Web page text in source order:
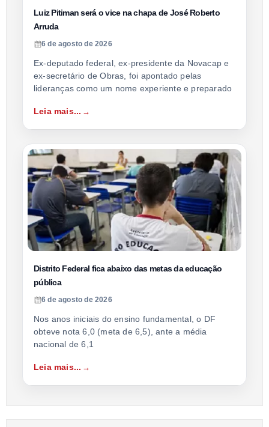
Luiz Pitiman será o vice na chapa de José Roberto
Arruda
6 de agosto de 2026
Ex-deputado federal, ex-presidente da Novacap e
ex-secretário de Obras, foi apontado pelas
lideranças como um nome experiente e preparado
Leia mais...
Distrito Federal fica abaixo das metas da educação
pública
6 de agosto de 2026
Nos anos iniciais do ensino fundamental, o DF
obteve nota 6,0 (meta de 6,5), ante a média
nacional de 6,1
Leia mais...